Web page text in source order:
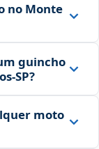
no Monte
guincho
moto